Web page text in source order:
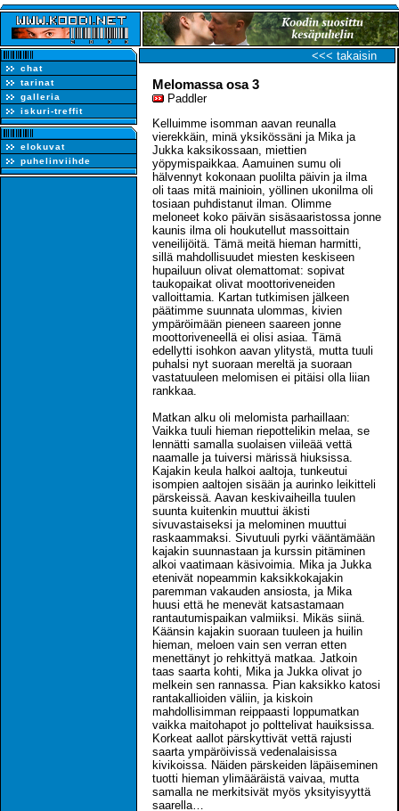
chat
tarinat
galleria
iskuri-treffit
elokuvat
puhelinviihde
<<< takaisin
Melomassa osa 3
Paddler
Kelluimme isomman aavan reunalla
vierekkäin, minä yksikössäni ja Mika ja
Jukka kaksikossaan, miettien
yöpymispaikkaa. Aamuinen sumu oli
hälvennyt kokonaan puolilta päivin ja ilma
oli taas mitä mainioin, yöllinen ukonilma oli
tosiaan puhdistanut ilman. Olimme
meloneet koko päivän sisäsaaristossa jonne
kaunis ilma oli houkutellut massoittain
veneilijöitä. Tämä meitä hieman harmitti,
sillä mahdollisuudet miesten keskiseen
hupailuun olivat olemattomat: sopivat
taukopaikat olivat moottoriveneiden
valloittamia. Kartan tutkimisen jälkeen
päätimme suunnata ulommas, kivien
ympäröimään pieneen saareen jonne
moottoriveneellä ei olisi asiaa. Tämä
edellytti isohkon aavan ylitystä, mutta tuuli
puhalsi nyt suoraan mereltä ja suoraan
vastatuuleen melomisen ei pitäisi olla liian
rankkaa.
Matkan alku oli melomista parhaillaan:
Vaikka tuuli hieman riepottelikin melaa, se
lennätti samalla suolaisen viileää vettä
naamalle ja tuiversi märissä hiuksissa.
Kajakin keula halkoi aaltoja, tunkeutui
isompien aaltojen sisään ja aurinko leikitteli
pärskeissä. Aavan keskivaiheilla tuulen
suunta kuitenkin muuttui äkisti
sivuvastaiseksi ja melominen muuttui
raskaammaksi. Sivutuuli pyrki vääntämään
kajakin suunnastaan ja kurssin pitäminen
alkoi vaatimaan käsivoimia. Mika ja Jukka
etenivät nopeammin kaksikkokajakin
paremman vakauden ansiosta, ja Mika
huusi että he menevät katsastamaan
rantautumispaikan valmiiksi. Mikäs siinä.
Käänsin kajakin suoraan tuuleen ja huilin
hieman, meloen vain sen verran etten
menettänyt jo rehkittyä matkaa. Jatkoin
taas saarta kohti, Mika ja Jukka olivat jo
melkein sen rannassa. Pian kaksikko katosi
rantakallioiden väliin, ja kiskoin
mahdollisimman reippaasti loppumatkan
vaikka maitohapot jo polttelivat hauiksissa.
Korkeat aallot pärskyttivät vettä rajusti
saarta ympäröivissä vedenalaisissa
kivikoissa. Näiden pärskeiden läpäiseminen
tuotti hieman ylimääräistä vaivaa, mutta
samalla ne merkitsivät myös yksityisyyttä
saarella…